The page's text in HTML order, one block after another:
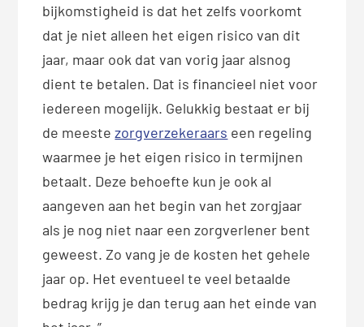
bijkomstigheid is dat het zelfs voorkomt
dat je niet alleen het eigen risico van dit
jaar, maar ook dat van vorig jaar alsnog
dient te betalen. Dat is financieel niet voor
iedereen mogelijk. Gelukkig bestaat er bij
de meestezorgverzekeraars een regeling
waarmee je het eigen risico in termijnen
betaalt. Deze behoefte kun je ook al
aangeven aan het begin van het zorgjaar
als je nog niet naar een zorgverlener bent
geweest. Zo vang je de kosten het gehele
jaar op. Het eventueel te veel betaalde
bedrag krijg je dan terug aan het einde van